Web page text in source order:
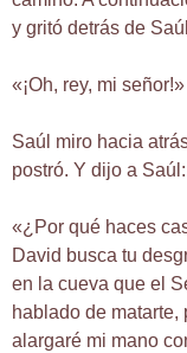
y gritó detrás de
«¡Oh, rey, mi señor!»
Saúl miro hacia
postró. Y dijo a Saúl:
«¿Por qué haces
David busca tu
en la cueva que el
hablado de matarte,
alargaré mi mano